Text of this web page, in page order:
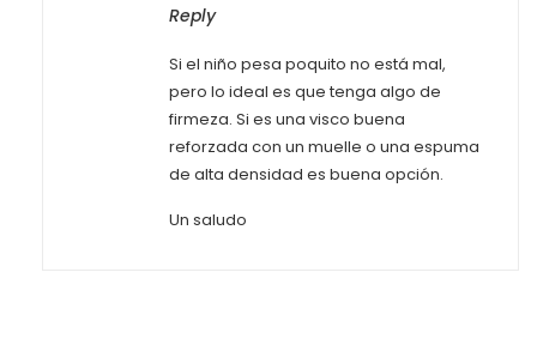
Reply
Si el niño pesa poquito no está mal,
pero lo ideal es que tenga algo de
firmeza. Si es una visco buena
reforzada con un muelle o una espuma
de alta densidad es buena opción.
Un saludo